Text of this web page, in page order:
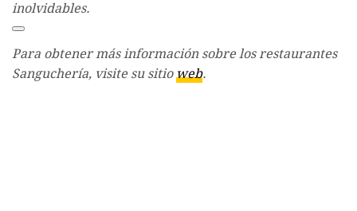
inolvidables.
Para obtener más información sobre los restaurantes
Sanguchería, visite su sitioweb.